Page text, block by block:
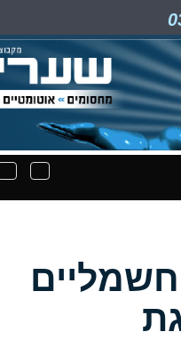
ניווט
קבצים